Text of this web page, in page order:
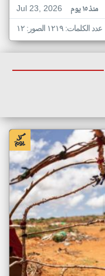
Jul 23, 2026
منذ ١٥ يوم
عدد الكلمات: ١٢١٩ الصور: ١٢